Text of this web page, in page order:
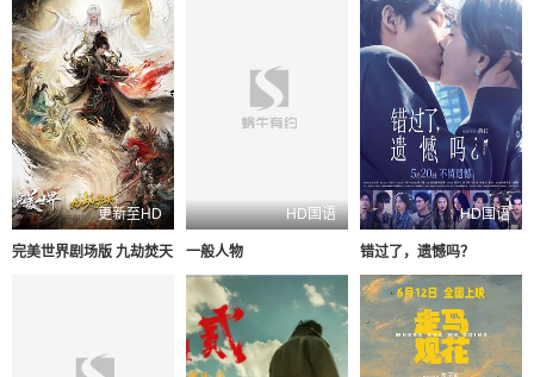
更新至HD
完美世界剧场版 九劫焚天
HD国语
一般人物
HD国语
错过了，遗憾吗？